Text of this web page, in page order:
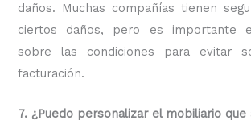
daños. Muchas compañías tienen
ciertos daños, pero es importante
sobre las condiciones para evitar
facturación.
7. ¿Puedo personalizar el mobiliario que